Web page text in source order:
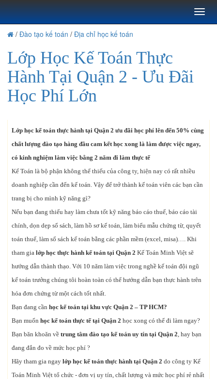
Toggle
/ Đào tạo kế toán / Địa chỉ học kế toán
Lớp Học Kế Toán Thực
Hành Tại Quận 2 - Ưu Đãi
Học Phí Lớn
Lớp học kế toán thực hành tại Quận 2 ưu đãi học phí lên đến 50% cùng
chất lượng đào tạo hàng đầu cam kết học xong là làm được việc ngay,
có kinh nghiệm làm việc bằng 2 năm đi làm thực tế
Kế Toán là bộ phận không thể thiếu của công ty, hiện nay có rất nhiều
doanh nghiệp cần đến kế toán. Vậy để trở thành kế toán viên các bạn cần
trang bị cho mình kỹ năng gì?
Nếu bạn đang thiếu hay làm chưa tốt kỹ năng báo cáo thuế, báo cáo tài
chính, dọn dẹp sổ sách, làm hồ sơ kế toán, làm biểu mẫu chứng từ, quyết
toán thuế, làm sổ sách kế toán bằng các phần mềm (excel, misa)…. Khi
tham gia lớp học thực hành kế toán tại Quận 2 Kế Toán Minh Việt sẽ
hướng dẫn thành thạo. Với 10 năm làm việc trong nghề kế toán đội ngũ
kế toán trưởng chúng tôi hoàn toàn có thể hướng dẫn bạn thực hành trên
hóa đơn chứng từ một cách tốt nhất.
Bạn đang cần học kế toán tại khu vực Quận 2 – TP HCM?
Bạn muốn học kế toán thực tế tại Quận 2 học xong có thể đi làm ngay?
Bạn băn khoăn về trung tâm đào tạo kế toán uy tín tại Quận 2, hay bạn
đang đắn đo về mức học phí ?
Hãy tham gia ngay lớp học kế toán thực hành tại Quận 2 do công ty Kế
Toán Minh Việt tổ chức - đơn vị uy tín, chất lượng và mức học phí rẻ nhất